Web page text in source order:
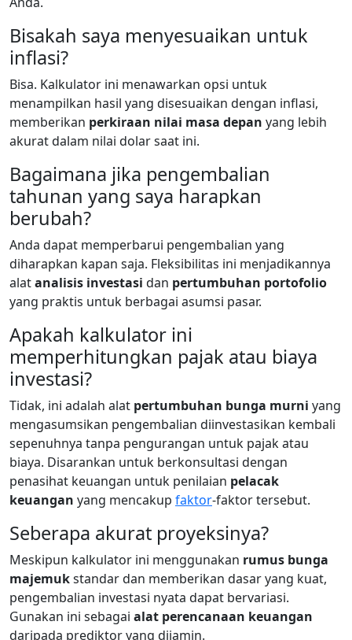
Bisakah saya menyesuaikan untuk
inflasi?
Bisa. Kalkulator ini menawarkan opsi untuk
menampilkan hasil yang disesuaikan dengan inflasi,
memberikan perkiraan nilai masa depan yang lebih
akurat dalam nilai dolar saat ini.
Bagaimana jika pengembalian
tahunan yang saya harapkan
berubah?
Anda dapat memperbarui pengembalian yang
diharapkan kapan saja. Fleksibilitas ini menjadikannya
alatanalisis investasi dan pertumbuhan portofolio
yang praktis untuk berbagai asumsi pasar.
Apakah kalkulator ini
memperhitungkan pajak atau biaya
investasi?
Tidak, ini adalah alat pertumbuhan bunga murni yang
mengasumsikan pengembalian diinvestasikan kembali
sepenuhnya tanpa pengurangan untuk pajak atau
biaya. Disarankan untuk berkonsultasi dengan
penasihat keuangan untuk penilaian pelacak
keuangan yang mencakup faktor-faktor tersebut.
Seberapa akurat proyeksinya?
Meskipun kalkulator ini menggunakan rumus bunga
majemukstandar dan memberikan dasar yang kuat,
pengembalian investasi nyata dapat bervariasi.
Gunakan ini sebagai alat perencanaan keuangan
daripada prediktor yang dijamin.